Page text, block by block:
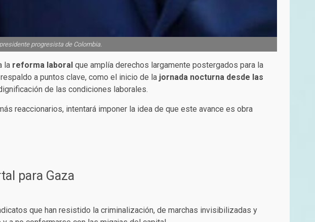
progresista de Colombia.
la reforma laboral que amplía derechos largamente postergados para la
a puntos clave, como el inicio de la jornada nocturna desde las
de las condiciones laborales.
reaccionarios, intentará imponer la idea de que este avance es obra
para Gaza
que han resistido la criminalización, de marchas invisibilizadas y